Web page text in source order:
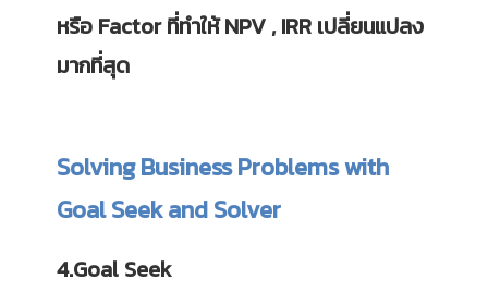
หรือ Factor ที่ทำให้ NPV , IRR เปลี่ยนแปลง
มากที่สุด
Solving Business Problems with
Goal Seek and Solver
4.Goal Seek